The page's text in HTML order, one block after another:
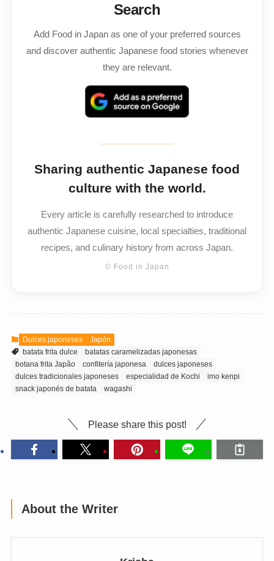
Search
Add Food in Japan as one of your preferred sources
and discover authentic Japanese food stories whenever
they are relevant.
Sharing authentic Japanese food
culture with the world.
Every article is carefully researched to introduce
authentic Japanese cuisine, local specialties, traditional
recipes, and culinary history from across Japan.
© Food in Japan
Dulces japoneses
Japón
batata frita dulce
batatas caramelizadas japonesas
botana frita Japão
confitería japonesa
dulces japoneses
dulces tradicionales japoneses
especialidad de Kochi
imo kenpi
snack japonés de batata
wagashi
Please share this post!
About the Writer